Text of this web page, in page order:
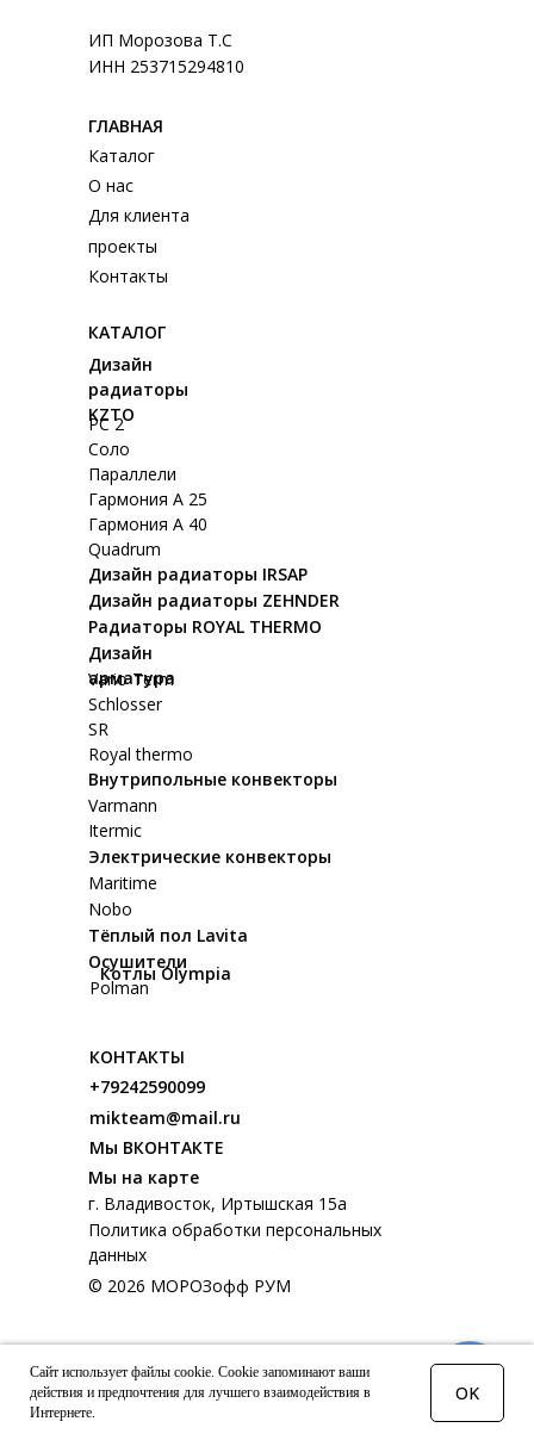
Дизайн
радиаторы
KZTO
Дизайн
арматура
Vario Term
РС 2
Соло
Параллели
Гармония А 25
Гармония А 40
Quadrum
Дизайн радиаторы IRSAP
Schlosser
SR
Тёплый пол Lavita
Внутрипольные конвекторы
Электрические конвекторы
Varmann
Itermic
Осушители
Котлы Olympia
Polman
Maritime
Nobo
КАТАЛОГ
ГЛАВНАЯ
Контакты
Каталог
О нас
проекты
КОНТАКТЫ
+79242590099
mikteam@mail.ru
г. Владивосток, Иртышская 15а
ИП Морозова Т.С
ИНН 253715294810
© 2026 МОРОЗофф РУМ
Мы ВКОНТАКТЕ
Для клиента
Мы на карте
Дизайн радиаторы ZEHNDER
Радиаторы ROYAL THERMO
Royal thermo
Политика обработки персональных
данных
Сайт использует файлы cookie. Cookie запоминают ваши
действия и предпочтения для лучшего взаимодействия в
Интернете.
OK